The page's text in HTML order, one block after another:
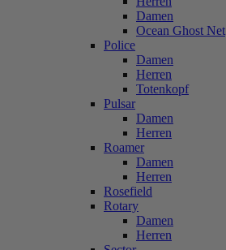
Damen
Ocean Ghost Net
Police
Damen
Herren
Totenkopf
Pulsar
Damen
Herren
Roamer
Damen
Herren
Rosefield
Rotary
Damen
Herren